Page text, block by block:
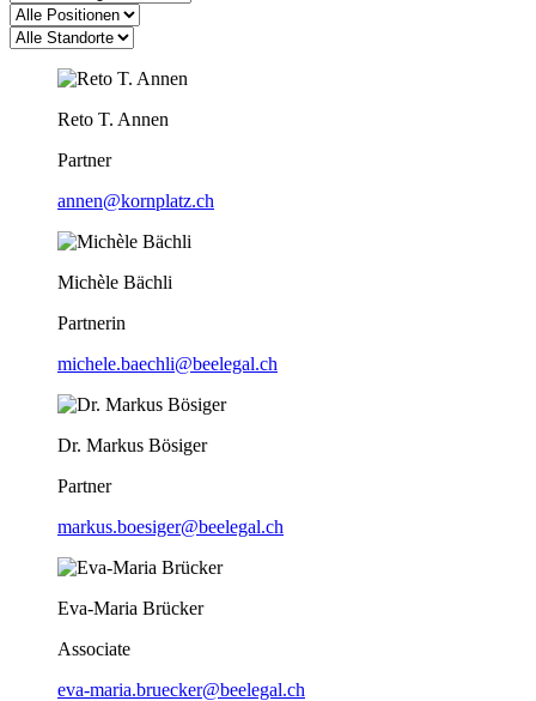
Reto T. Annen
Partner
annen@kornplatz.ch
Michèle Bächli
Partnerin
michele.baechli@beelegal.ch
Dr. Markus Bösiger
Partner
markus.boesiger@beelegal.ch
Eva-Maria Brücker
Associate
eva-maria.bruecker@beelegal.ch